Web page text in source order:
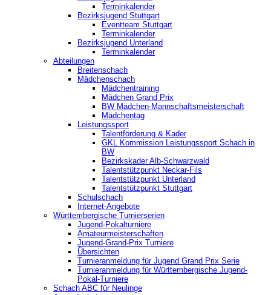
Terminkalender
Bezirksjugend Stuttgart
‎Eventteam Stuttgart
Terminkalender
Bezirksjugend Unterland
Terminkalender
Abteilungen
Breitenschach
Mädchenschach
Mädchentraining
Mädchen Grand Prix
BW Mädchen-Mannschaftsmeisterschaft
Mädchentag
Leistungssport
Talentförderung & Kader
GKL Kommission Leistungssport Schach in
BW
Bezirkskader Alb-Schwarzwald
Talentstützpunkt Neckar-Fils
Talentstützpunkt Unterland
Talentstützpunkt Stuttgart
Schulschach
Internet-Angebote
Württembergische Turnierserien
Jugend-Pokalturniere
Amateurmeisterschaften
Jugend-Grand-Prix Turniere
Übersichten
Turnieranmeldung für Jugend Grand Prix Serie
Turnieranmeldung für Württembergische Jugend-
Pokal-Turniere
Schach ABC für Neulinge